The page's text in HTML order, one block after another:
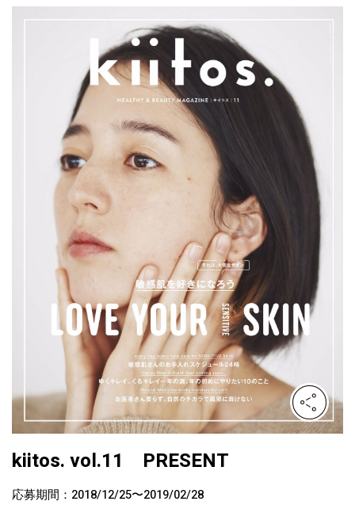
kiitos. vol.11 PRESENT
応募期間：2018/12/25〜2019/02/28